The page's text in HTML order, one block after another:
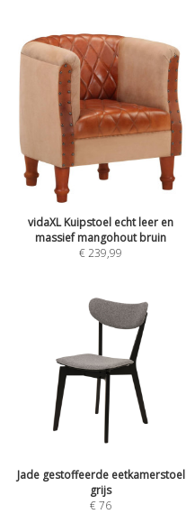
vidaXL Kuipstoel echt leer en
massief mangohout bruin
€239,99
Jade gestoffeerde eetkamerstoel
grijs
€76